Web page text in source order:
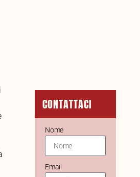
CONTATTACI
Nome
Email